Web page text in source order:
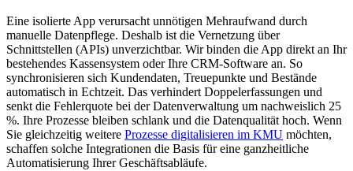
Eine isolierte App verursacht unnötigen Mehraufwand durch
manuelle Datenpflege. Deshalb ist die Vernetzung über
Schnittstellen (APIs) unverzichtbar. Wir binden die App direkt an Ihr
bestehendes Kassensystem oder Ihre CRM-Software an. So
synchronisieren sich Kundendaten, Treuepunkte und Bestände
automatisch in Echtzeit. Das verhindert Doppelerfassungen und
senkt die Fehlerquote bei der Datenverwaltung um nachweislich 25
%. Ihre Prozesse bleiben schlank und die Datenqualität hoch. Wenn
Sie gleichzeitig weitere Prozesse digitalisieren im KMU möchten,
schaffen solche Integrationen die Basis für eine ganzheitliche
Automatisierung Ihrer Geschäftsabläufe.